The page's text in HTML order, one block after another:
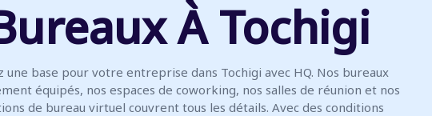
À Tochigi
une base pour votre entreprise dans Tochigi avec HQ. Nos bureaux
équipés, nos espaces de coworking, nos salles de réunion et nos
de bureau virtuel couvrent tous les détails. Avec des conditions